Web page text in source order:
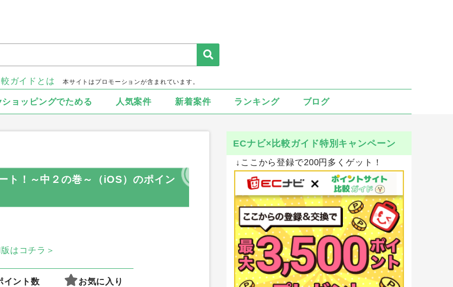
ガイドとは 本サイトはプロモーションが含まれています。
ショッピングでためる 人気案件 新着案件 ランキング ブログ
ト！～中２の巻～（iOS）のポイン
はコチラ＞
イント数 お気に入り
ECナビ×比較ガイド特別キャンペーン
↓ここから登録で200円多くゲット！